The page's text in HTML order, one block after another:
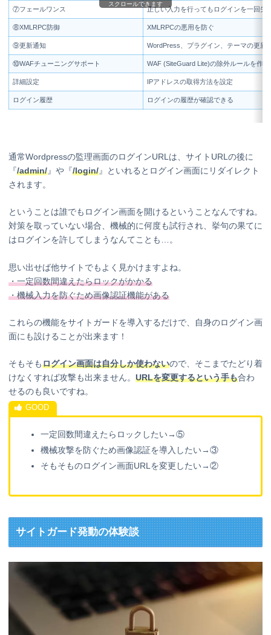
⑦フェールワンス 正しい入力を行ってもログインを一回失
⑧XMLRPC防御 XMLRPCの悪用を防ぐ
⑨更新通知 WordPress、プラグイン、テーマの更新
⑩WAFチューニングサポート WAF (SiteGuard Lite)の除外ルールを作成
詳細設定 IPアドレスの取得方法を設定
ログイン履歴 ログインの履歴が確認できる
スクロールできます
通常Wordpressの監理画面のログインURLは、サイトURLの後に
『/admin/』や『/login/』といれるとログイン画面にリダイレクト
されます。
ということは誰でもログイン画面を開けるということなんですね。
対策を取っていない場合、機械的に何度も試行され、挙句の果てに
はログインを許してしまうなんてことも…。
思い出せば他サイトでもよく見かけますよね。
・一定回数間違えたらロックがかかる
・機械入力を防ぐため画像認証機能がある
これらの機能をサイトガードを導入するだけで、自身のログイン画
面にも設けることが出来ます！
そもそもログイン画面は自分しか使わないので、そこまでたどり着
けなくすれば攻撃も出来ません。 URLを変更するという手も合わ
せるのも良いですね。
一定回数間違えたらロックしたい→⑤
機械攻撃を防ぐため画像認証を導入したい→③
そもそものログイン画面URLを変更したい→②
サイトガード発動の体験談